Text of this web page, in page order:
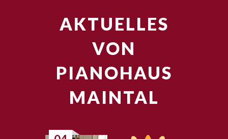
AKTUELLES
VON
PIANOHAUS
MAINTAL